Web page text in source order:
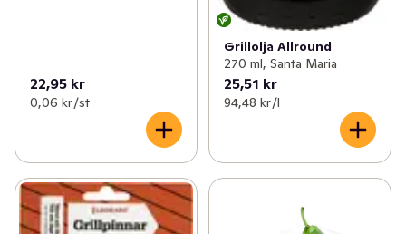
22,95 kr
0,06 kr /st
Grillolja Allround
270 ml, Santa Maria
25,51 kr
94,48 kr /l